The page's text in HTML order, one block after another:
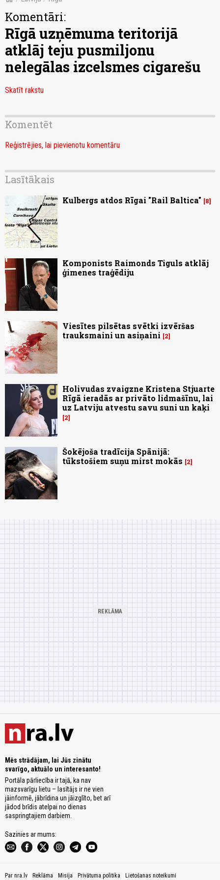
Komentāri:
Rīgā uzņēmuma teritorijā
atklāj teju pusmiljonu
nelegālas izcelsmes cigarešu
Skatīt rakstu
Komentēt
Reģistrējies, lai pievienotu komentāru
Lasītākais
Kulbergs atdos Rīgai "Rail Baltica" 8
Komponists Raimonds Tiguls atklāj
ģimenes traģēdiju
Viesītes pilsētas svētki izvēršas
trauksmaini un asiņaini
2
Holivudas zvaigzne Kristena Stjuarte
Rīgā ieradās ar privāto lidmašīnu, lai
uz Latviju atvestu savu suni un kaķi
2
Šokējoša tradīcija Spānijā:
tūkstošiem suņu mirst mokās
2
Mēs strādājam, lai Jūs zinātu
svarīgo, aktuālo un interesanto!
Portāla pārliecība ir tajā, ka nav
mazsvarīgu lietu – lasītājs ir ne vien
jāinformē, jābrīdina un jāizglīto, bet arī
jādod brīdis atelpai no dienas
saspringtajiem darbiem.
Sazinies ar mums:
Par nra.lv Reklāma Misija Privātuma politika Lietošanas noteikumi